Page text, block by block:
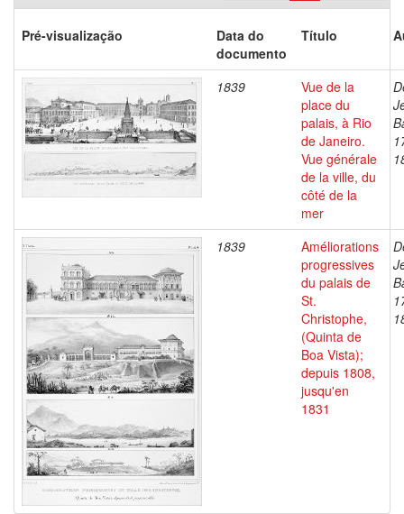
Pré-visualização
Data do
documento
Título
1839
Vue de la
place du
palais, à Rio
de Janeiro.
Vue générale
de la ville, du
côté de la
mer
1839
Améliorations
progressives
du palais de
St.
Christophe,
(Quinta de
Boa Vista);
depuis 1808,
jusqu'en
1831